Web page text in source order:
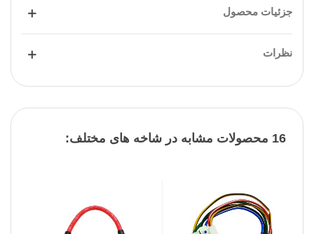
جزئیات محصول
نظرات
16 محصولات مشابه در شاخه های مختلف: